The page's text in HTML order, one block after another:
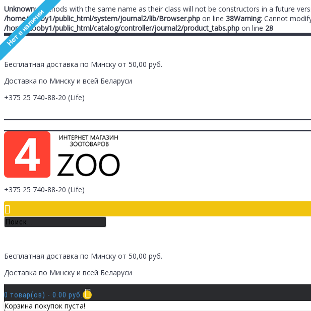
Unknown: Methods with the same name as their class will not be constructors in a future
/home/zooby1/public_html/system/journal2/lib/Browser.php on line 38Warning: Cannot
/home/zooby1/public_html/catalog/controller/journal2/product_tabs.php on line 28
Бесплатная доставка по Минску от 50,00 руб.
Доставка по Минску и всей Беларуси
+375 25 740-88-20 (Life)
+375 25 740-88-20 (Life)
Бесплатная доставка по Минску от 50,00 руб.
Доставка по Минску и всей Беларуси
0 товар(ов) - 0.00 руб.
Корзина покупок пуста!